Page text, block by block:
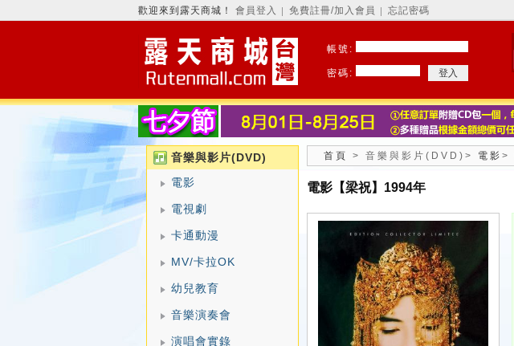
歡迎來到露天商城！ 會員登入 免費註冊/加入會員 忘記密碼
帳號:
密碼:
音樂與影片(DVD)
電影
電視劇
卡通動漫
MV/卡拉OK
幼兒教育
音樂演奏會
演唱會實錄
首頁 > 音樂與影片(DVD) > 電影 >
電影【梁祝】1994年